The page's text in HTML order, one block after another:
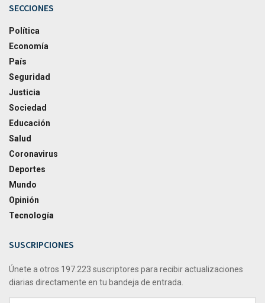
SECCIONES
Política
Economía
País
Seguridad
Justicia
Sociedad
Educación
Salud
Coronavirus
Deportes
Mundo
Opinión
Tecnología
SUSCRIPCIONES
Únete a otros 197.223 suscriptores para recibir actualizaciones
diarias directamente en tu bandeja de entrada.